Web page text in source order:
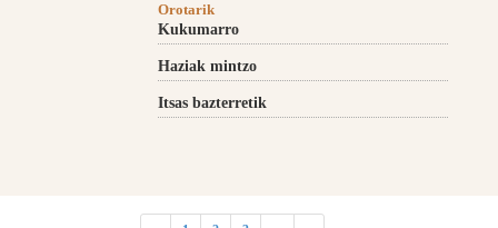
Orotarik
Kukumarro
Haziak mintzo
Itsas bazterretik